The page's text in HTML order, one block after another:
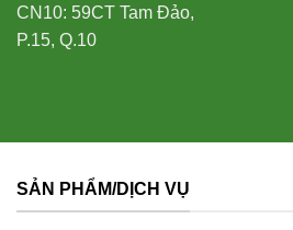
CN10: 59CT Tam Đảo,
P.15, Q.10
SẢN PHẨM/DỊCH VỤ